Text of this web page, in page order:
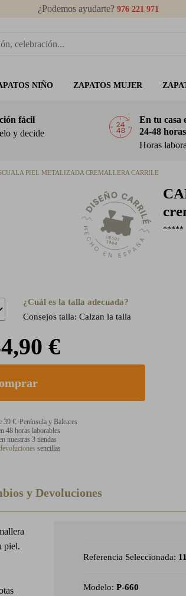
¿Podemos ayudarte? 976 221 971
NIÑO ZAPATOS MUJER
fácil
y decide
En tu casa
24-48 horas
Horas
PIEL METALIZADA CREMALLERA CARRILE
*****
¿Cuál es la talla adecuada?
Consejos talla: Calzan la talla
€
39 €. Península y Baleares
48 horas laborables
nuestras 3 tiendas
sencillas
y Devoluciones
Referencia Seleccionada:
Modelo: P-660
piel.